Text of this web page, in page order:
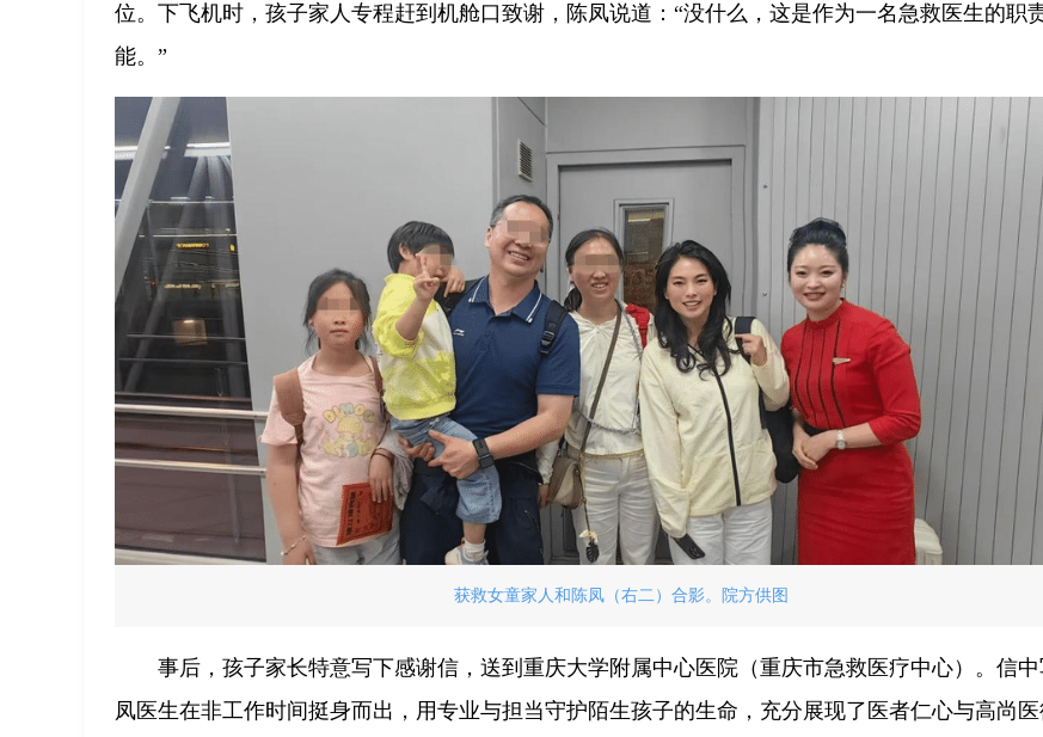
位。下飞机时，孩子家人专程赶到机舱口致谢，陈凤说道：“没什么，这是作为一名急救医生的职
能。”
获救女童家人和陈凤（右二）合影。院方供图
事后，孩子家长特意写下感谢信，送到重庆大学附属中心医院（重庆市急救医疗中心）。信
凤医生在非工作时间挺身而出，用专业与担当守护陌生孩子的生命，充分展现了医者仁心与高尚